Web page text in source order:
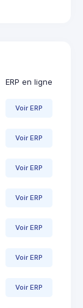
ERP en ligne
Voir ERP
Voir ERP
Voir ERP
Voir ERP
Voir ERP
Voir ERP
Voir ERP